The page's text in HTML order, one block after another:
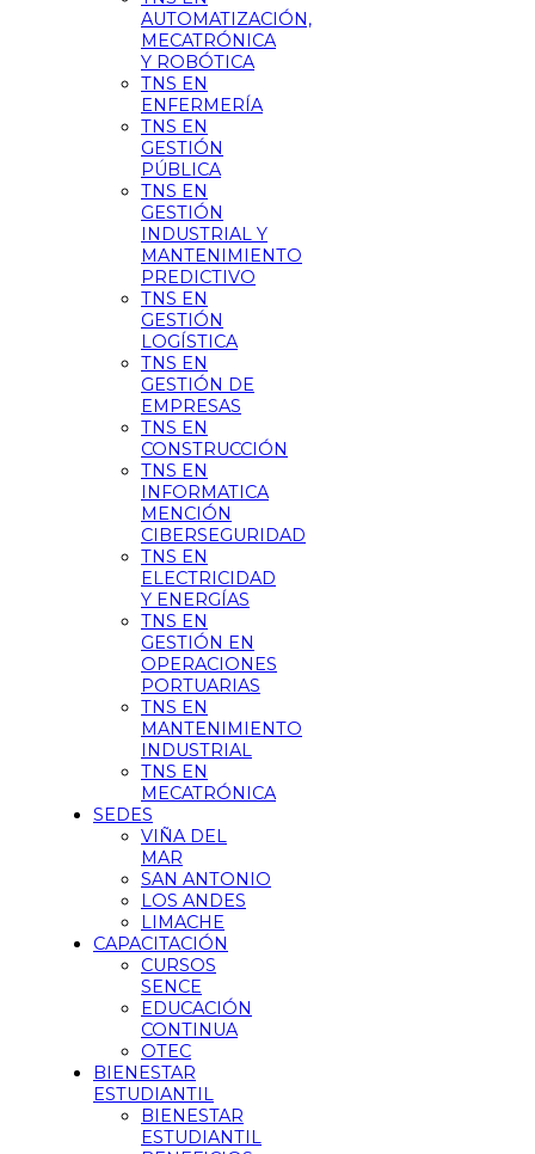
AUTOMATIZACIÓN,
MECATRÓNICA
Y ROBÓTICA
TNS EN
ENFERMERÍA
TNS EN
GESTIÓN
PÚBLICA
TNS EN
GESTIÓN
INDUSTRIAL Y
MANTENIMIENTO
PREDICTIVO
TNS EN
GESTIÓN
LOGÍSTICA
TNS EN
GESTIÓN DE
EMPRESAS
TNS EN
CONSTRUCCIÓN
TNS EN
INFORMATICA
MENCIÓN
CIBERSEGURIDAD
TNS EN
ELECTRICIDAD
Y ENERGÍAS
TNS EN
GESTIÓN EN
OPERACIONES
PORTUARIAS
TNS EN
MANTENIMIENTO
INDUSTRIAL
TNS EN
MECATRÓNICA
SEDES
VIÑA DEL
MAR
SAN ANTONIO
LOS ANDES
LIMACHE
CAPACITACIÓN
CURSOS
SENCE
EDUCACIÓN
CONTINUA
OTEC
BIENESTAR
ESTUDIANTIL
BIENESTAR
ESTUDIANTIL